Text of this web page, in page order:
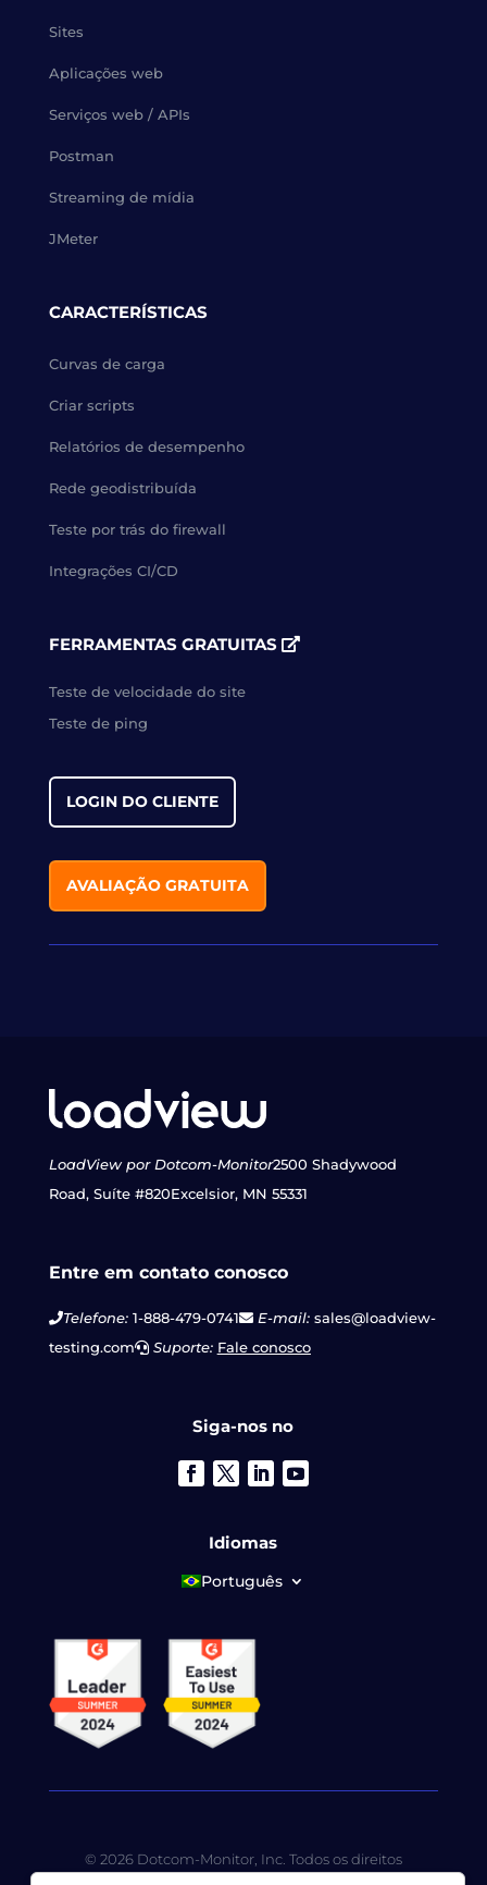
Sites
Aplicações web
Serviços web / APIs
Postman
Streaming de mídia
JMeter
CARACTERÍSTICAS
Curvas de carga
Criar scripts
Relatórios de desempenho
Rede geodistribuída
Teste por trás do firewall
Integrações CI/CD
FERRAMENTAS GRATUITAS
Teste de velocidade do site
Teste de ping
LOGIN DO CLIENTE
AVALIAÇÃO GRATUITA
LoadView por Dotcom-Monitor2500 Shadywood
Road, Suíte #820Excelsior, MN 55331
Entre em contato conosco
Telefone:1-888-479-0741 E-mail:sales@loadview-
testing.com
Suporte: Fale conosco
Siga-nos no
Idiomas
Português
© 2026 Dotcom-Monitor, Inc. Todos os direitos